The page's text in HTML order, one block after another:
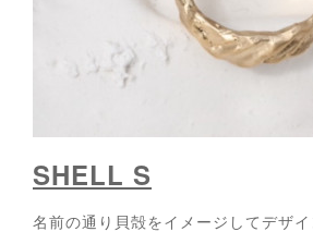
SHELL S
名前の通り貝殻をイメージしてデザ